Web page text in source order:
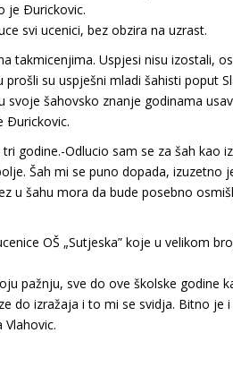
je Ðurickovic.
svi ucenici, bez obzira na uzrast.
takmicenjima. Uspjesi nisu izostali,
su uspješni mladi šahisti poput
šahovsko znanje godinama
Ðurickovic.
godine.-Odlucio sam se za šah
Šah mi se puno dopada,
u šahu mora da bude posebno
OŠ „Sutjeska” koje u velikom
pažnju, sve do ove školske
do izražaja i to mi se svidja. Bitno